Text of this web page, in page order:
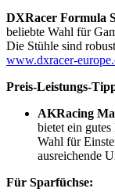
DXRacer Formula
beliebte Wahl für
Die Stühle sind
www.dxracer-
Preis-Leistungs-
AKRacing
bietet ein
Wahl für
ausreichende
Für Sparfüchse: